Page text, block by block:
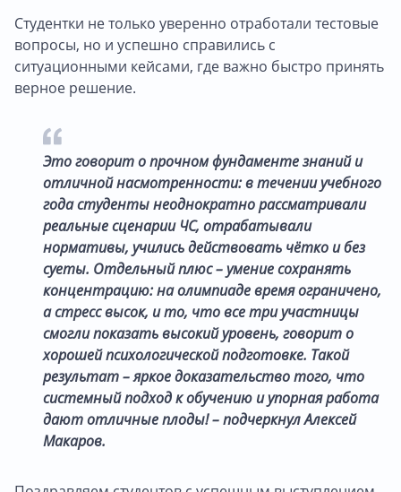
Студентки не только уверенно отработали тестовые
вопросы, но и успешно справились с
ситуационными кейсами, где важно быстро принять
верное решение.
Это говорит о прочном фундаменте знаний и
отличной насмотренности: в течении учебного
года студенты неоднократно рассматривали
реальные сценарии ЧС, отрабатывали
нормативы, учились действовать чётко и без
суеты. Отдельный плюс – умение сохранять
концентрацию: на олимпиаде время ограничено,
а стресс высок, и то, что все три участницы
смогли показать высокий уровень, говорит о
хорошей психологической подготовке. Такой
результат – яркое доказательство того, что
системный подход к обучению и упорная работа
дают отличные плоды! – подчеркнул Алексей
Макаров.